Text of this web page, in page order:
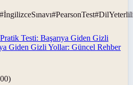
#İngilizceSınavı#PearsonTest#
Testi: Başarıya Giden Gizli
Giden Gizli Yollar: Güncel Rehber